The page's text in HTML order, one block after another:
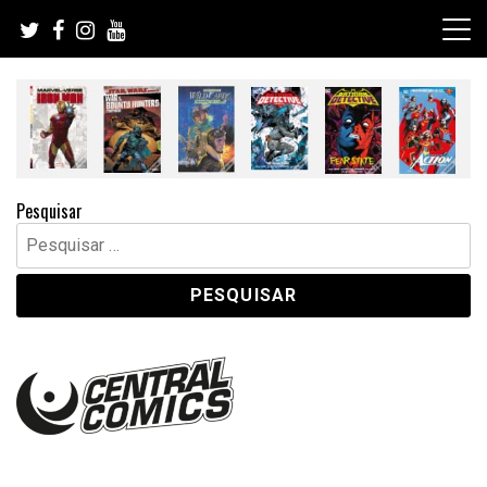
content
Pesquisar
Pesquisar
por: